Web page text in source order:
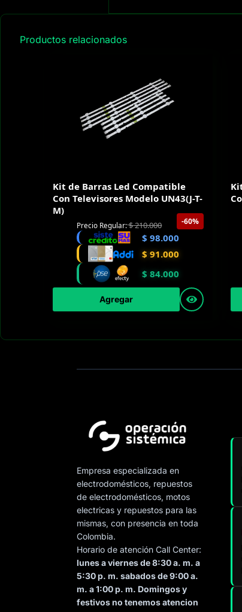
Productos relacionados
Kit de Barras Led Compatible
Con Televisores Modelo UN43(J-T-
M)
-60%
Precio Regular:$210.000
$ 98.000
$ 91.000
$ 84.000
Agregar
Empresa especializada en
electrodomésticos, repuestos
de electrodomésticos, motos
electricas y repuestos para las
mismas, con presencia en toda
Colombia.
Horario de atención Call Center:
lunes a viernes de 8:30 a. m. a
5:30 p. m. sabados de 9:00 a.
m. a 1:00 p. m. Domingos y
festivos no tenemos atencion